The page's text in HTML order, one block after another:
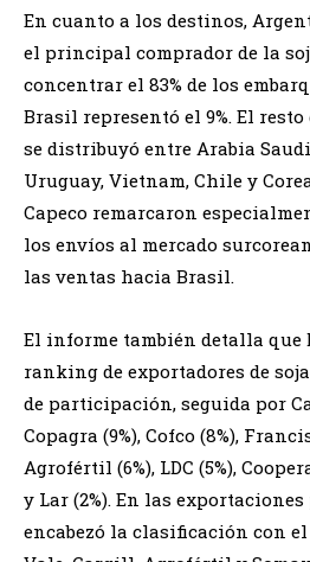
En cuanto a los destinos,
el principal comprador de la
concentrar el 83% de los
Brasil representó el 9%. El
se distribuyó entre Arabia
Uruguay, Vietnam, Chile y
Capeco remarcaron
los envíos al mercado
las ventas hacia Brasil.
El informe también detalla que
ranking de exportadores de
de participación, seguida por
Copagra (9%), Cofco (8%),
Agrofértil (6%), LDC (5%),
y Lar (2%). En las
encabezó la clasificación con el